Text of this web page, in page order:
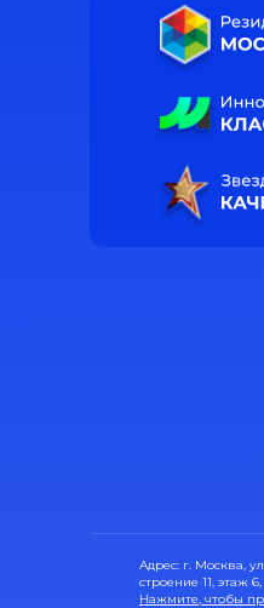
Адрес: г. Москва,
строение 11, этаж
Нажмите, чтобы